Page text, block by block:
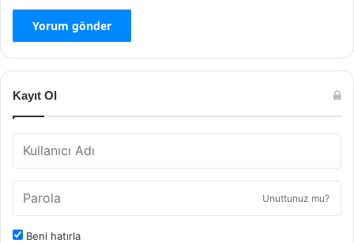
Kayıt Ol
Unuttunuz mu?
Beni hatırla